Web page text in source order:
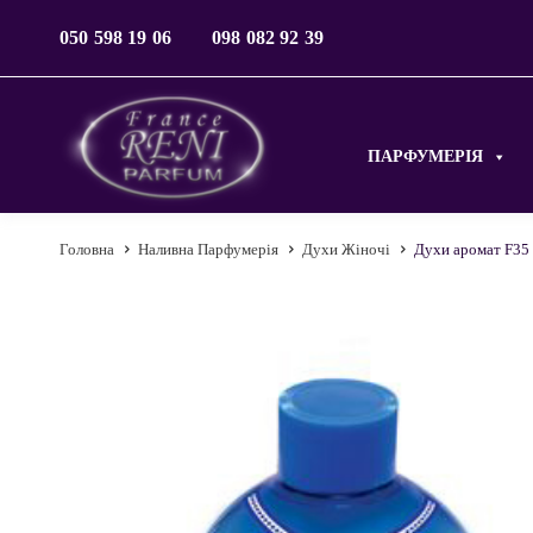
050 598 19 06 098 082 92 39
ПАРФУМЕРІЯ
Головна Наливна Парфумерія Духи Жіночі Духи аромат F35